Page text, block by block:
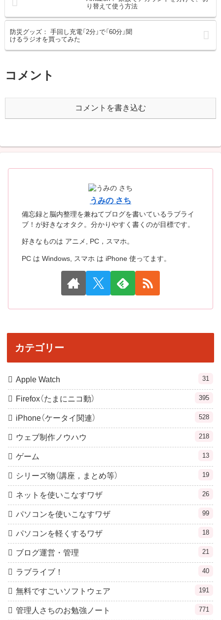
り替えて使う方法
防災グッズ： 手回し充電「2分」で「60分」聞
けるラジオを買ってみた
コメント
コメントを書き込む
うみの さち
備忘録と脳内整理を兼ねてブログを書いているラブライ
ブ！が好きなオタク。分かりやすく書くのが目標です。
好きなものは アニメ, PC，スマホ。
PC は Windows, スマホ は iPhone 使ってます。
カテゴリー
Apple Watch 31
Firefox（たまにニコ動） 395
iPhone（ケータイ関連） 528
ウェブ制作ノウハウ 218
ゲーム 13
シリーズ物（講座，まとめ等） 19
ネットを使いこなすワザ 26
パソコンを使いこなすワザ 99
パソコンを軽くするワザ 18
ブログ運営・管理 21
ラブライブ！ 40
無料ですごいソフトウェア 191
管理人さちのお勉強ノート 771